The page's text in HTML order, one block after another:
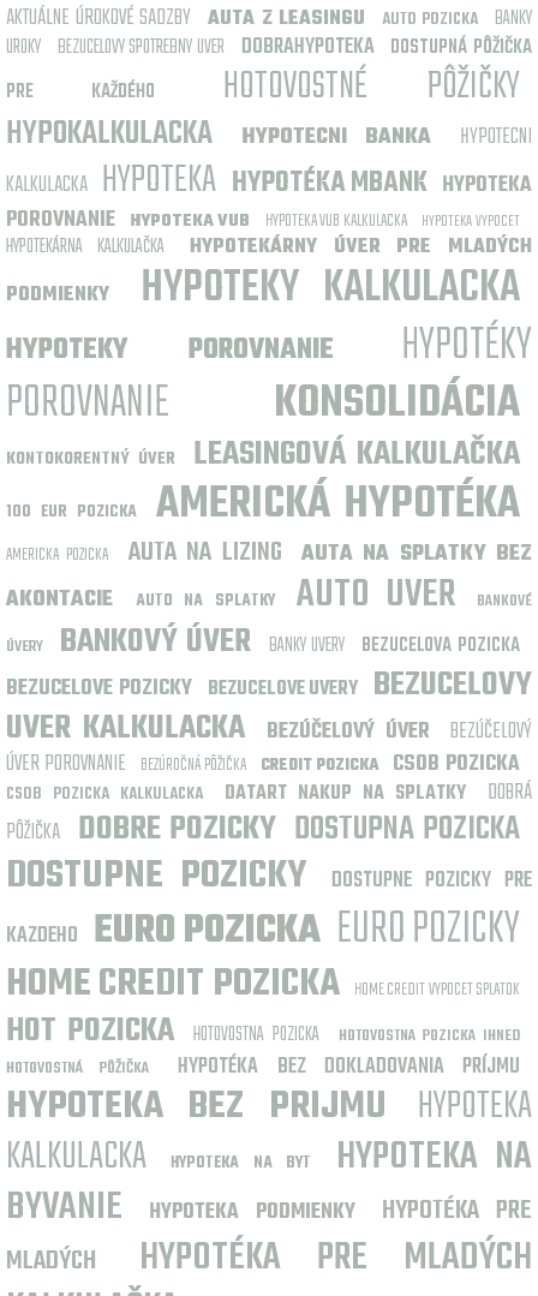
AKTUÁLNE ÚROKOVÉ SADZBY AUTA Z LEASINGU AUTO POZICKA
BANKY
UROKY BEZUCELOVY SPOTREBNY UVER DOBRAHYPOTEKA DOSTUPNÁ PÔŽIČKA
PRE KAŽDÉHO
HOTOVOSTNÉ PÔŽIČKY
HYPOKALKULACKA HYPOTECNI BANKA
HYPOTECNI
KALKULACKA HYPOTEKA HYPOTÉKA MBANK HYPOTEKA
POROVNANIE HYPOTEKA VUB HYPOTEKA VUB KALKULACKA HYPOTEKA VYPOCET
HYPOTEKÁRNA KALKULAČKA
HYPOTEKÁRNY ÚVER PRE MLADÝCH
PODMIENKY
HYPOTEKY KALKULACKA
HYPOTEKY POROVNANIE
HYPOTÉKY
POROVNANIE
KONSOLIDÁCIA
KONTOKORENTNÝ ÚVER LEASINGOVÁ KALKULAČKA
100 EUR POZICKA AMERICKÁ HYPOTÉKA
AMERICKA POZICKA AUTA NA LIZING AUTA NA SPLATKY BEZ
AKONTACIE
AUTO NA SPLATKY AUTO UVER
BANKOVÉ
ÚVERY
BANKOVÝ ÚVER BANKY UVERY BEZUCELOVA POZICKA
BEZUCELOVE POZICKY BEZUCELOVE UVERY BEZUCELOVY
UVER KALKULACKA
BEZÚČELOVÝ ÚVER BEZÚČELOVÝ
ÚVER POROVNANIE
BEZÚROČNÁ PÔŽIČKA CREDIT POZICKA CSOB POZICKA
CSOB POZICKA KALKULACKA DATART NAKUP NA SPLATKY
DOBRÁ
PÔŽIČKA DOBRE POZICKY DOSTUPNA POZICKA
DOSTUPNE POZICKY
DOSTUPNE POZICKY PRE
KAZDEHO EURO POZICKA EURO POZICKY
HOME CREDIT POZICKA HOME CREDIT VYPOCET SPLATOK
HOT POZICKA HOTOVOSTNA POZICKA
HOTOVOSTNA POZICKA IHNED
HOTOVOSTNÁ PÔŽIČKA
HYPOTÉKA BEZ DOKLADOVANIA PRÍJMU
HYPOTEKA BEZ PRIJMU HYPOTEKA
KALKULACKA
HYPOTEKA NA BYT
HYPOTEKA NA
BYVANIE
HYPOTEKA PODMIENKY
HYPOTÉKA PRE
MLADÝCH
HYPOTÉKA PRE MLADÝCH